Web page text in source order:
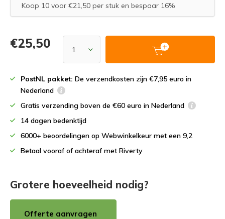
Koop 10 voor €21,50 per stuk en bespaar 16%
€25,50
PostNL pakket: De verzendkosten zijn €7,95 euro in
Nederland
Gratis verzending boven de €60 euro in Nederland
14 dagen bedenktijd
6000+ beoordelingen op Webwinkelkeur met een 9,2
Betaal vooraf of achteraf met Riverty
Grotere hoeveelheid nodig?
Offerte aanvragen